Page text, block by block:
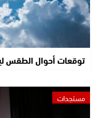
توقعات أحوال الطقس
مستجدات